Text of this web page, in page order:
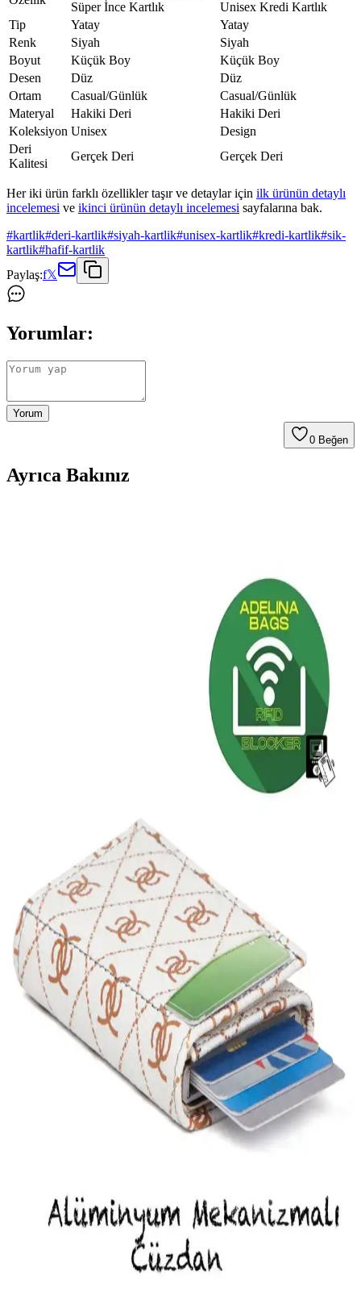
Süper İnce Kartlık
Unisex Kredi Kartlık
Tip
Yatay
Yatay
Renk
Siyah
Siyah
Boyut
Küçük Boy
Küçük Boy
Desen
Düz
Düz
Ortam
Casual/Günlük
Casual/Günlük
Materyal
Hakiki Deri
Hakiki Deri
Koleksiyon Unisex
Design
Deri
Kalitesi
Gerçek Deri Gerçek Deri
Her iki ürün farklı özellikler taşır ve detaylar için ilk ürünün detaylı
incelemesi ve ikinci ürünün detaylı incelemesi sayfalarına bak.
#kartlik#deri-kartlik#siyah-kartlik#unisex-kartlik#kredi-kartlik#sik-
kartlik#hafif-kartlik
Paylaş:f𝕏
Yorumlar:
Yorum
0 Beğen
Ayrıca Bakınız
AVCA ve polo air kadın cüzdanları detaylı özellikleri ve kullanıcı
yorumlarıyla karşılaştırıldı. Dayanıklılık, tasarım ve fonksiyonellik
açısından hangisi sizin için daha uygun? Öğrenmek için okumaya
Kadın Suni Deri ve Vegan Deri Cüzdan
Karşılaştırması: Tasarım ve Kullanışlılık Analizi
İki popüler kadın cüzdanı olan DeFacto ve Garbalia Colombia
ürünlerinin tasarım, kullanışlılık ve kullanıcı yorumları ile detaylı
Walle's Polo Kartlık Karşılaştırması: Lila ve Siyah
Modellerin Özellikleri ve Kullanıcı Yorumları
ve otomatik mekanizma özellikleriyle öne çıkıyor. Kapasiteleri ve
tasarımlarıyla kullanıcıların tercihine sunulan bu ürünler hakkında
detaylı karşılaştırma ve kullanıcı yorumları içeriyor.
Yeni Adelina ve Unisex Vegan Deri Kartlık
Karşılaştırması İhtiyaçlarınıza Uygun Seçenekler
Bu karşılaştırmada iki farklı vegan deri kartlık detaylarıyla tanıtılıyor.
Adelina modeli kompakt ve şık, diğer model ise daha fazla kart ve
para bölmesi sunuyor. Hangi ürün sizin için daha uygun?
Newish Adelina Cüzdan Karşılaştırması: Renkli ve
Modern Tasarımların Detaylı İncelenmesi
İki farklı Adelina cüzdan modelini detaylı karşılaştırıyoruz. Renkli
ve şık tasarımları, RFID koruma özellikleri ve kullanım kolaylığıyla
öne çıkan bu ürünler, günlük ve özel kullanım için ideal seçenekler
Adelina Yeşil Nova Deri Otomatik Kızaklı Kartlık
Cüzdan Günlük Kullanım İçin Uygun
ideal bir alternatif sunar.
WATCHOFROYAL Cüzdan Modelleri
Karşılaştırması: Leon ve Swan Ürünleri Özellikleri
WATCHOFROYAL Leon ve Swan cüzdan modellerini detaylı